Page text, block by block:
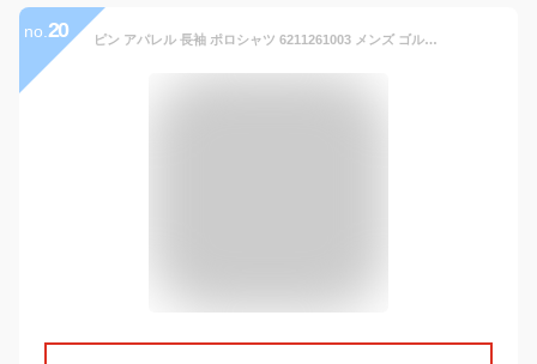
no. 20 ピン アパレル 長袖 ポロシャツ 6211261003 メンズ ゴルフウェア